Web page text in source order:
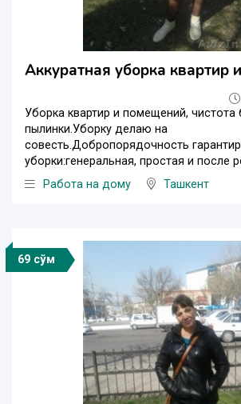
Аккуратная уборка квартир
Уборка квартир и помещений, чистота
пылинки.Уборку делаю на
совесть.Добропорядочность
уборки:генеральная, простая и после
Работа на дому
Ташкент
69 сўм